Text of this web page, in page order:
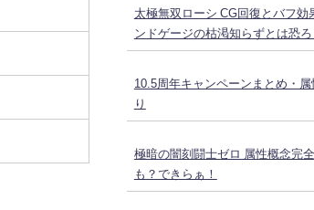
太極無双ローシ CG回復とバフ効
ンドゲージの枯渇知らずとは恐ろ
10.5周年キャンペーンまとめ・
り
極暗の闇刻闘士ゼロ 属性概念完
も？できらぁ！